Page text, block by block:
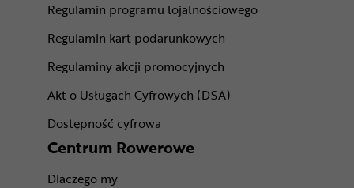
Regulamin programu lojalnościowego
Regulamin kart podarunkowych
Regulaminy akcji promocyjnych
Akt o Usługach Cyfrowych (DSA)
Dostępność cyfrowa
Centrum Rowerowe
Dlaczego my